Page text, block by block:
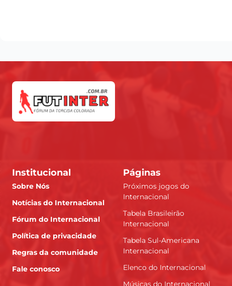
Institucional
Sobre Nós
Notícias do Internacional
Fórum do Internacional
Política de privacidade
Regras da comunidade
Fale conosco
Páginas
Próximos jogos do
Internacional
Tabela Brasileirão
Internacional
Tabela Sul-Americana
Internacional
Elenco do Internacional
Músicas do Internacional